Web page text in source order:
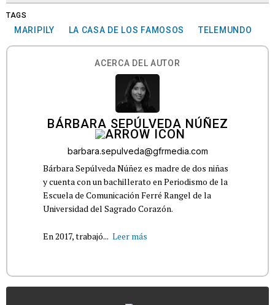
TAGS
MARIPILY LA CASA DE LOS FAMOSOS TELEMUNDO
ACERCA DEL AUTOR
BÁRBARA SEPÚLVEDA NÚÑEZ
barbara.sepulveda@gfrmedia.com
Bárbara Sepúlveda Núñez es madre de dos niñas
y cuenta con un bachillerato en Periodismo de la
Escuela de Comunicación Ferré Rangel de la
Universidad del Sagrado Corazón.
En 2017, trabajó... Leer más